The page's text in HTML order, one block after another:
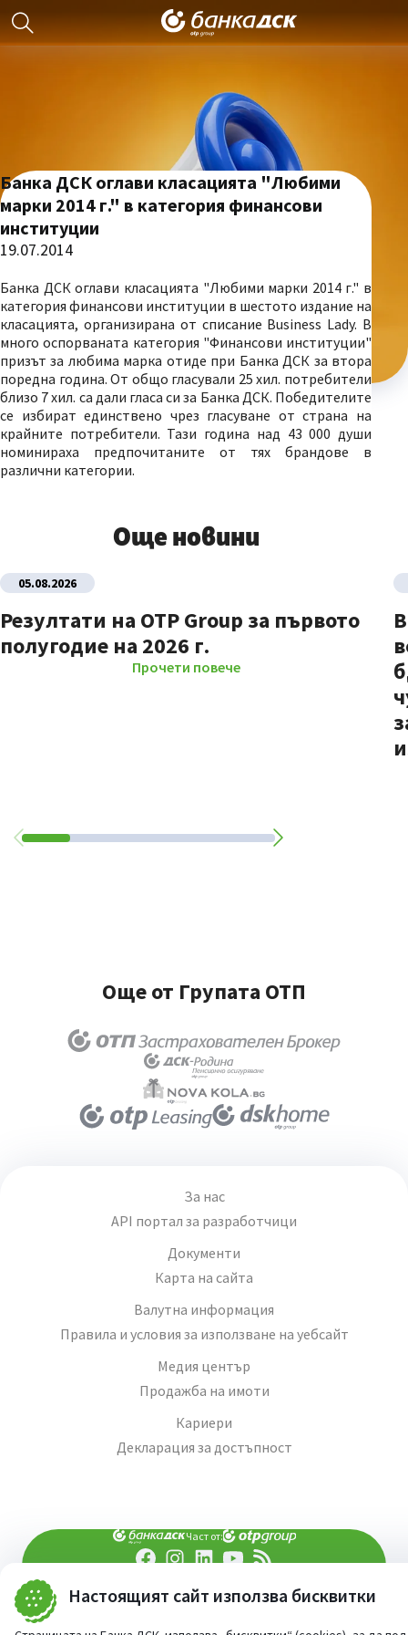
Настоящият сайт използва бисквитки
Банка ДСК оглави класацията "Любими
марки 2014 г." в категория финансови
институции
19.07.2014
Банка ДСК оглави класацията "Любими марки 2014 г." в
категория финансови институции в шестото издание на
класацията, организирана от списание Business Lady. В
много оспорваната категория "Финансови институции"
призът за любима марка отиде при Банка ДСК за втора
поредна година. От общо гласували 25 хил. потребители
близо 7 хил. са дали гласа си за Банка ДСК. Победителите
се избират единствено чрез гласуване от страна на
крайните потребители. Тази година над 43 000 души
номинираха предпочитаните от тях брандове в
различни категории.
Още новини
05.08.2026
Резултати на OTP Group за първото
полугодие на 2026 г.
Прочети повече
Още от Групата ОТП
За нас
API портал за разработчици
Документи
Карта на сайта
Валутна информация
Правила и условия за използване на уебсайт
Медия център
Продажба на имоти
Кариери
Декларация за достъпност
Част от:
При въпроси -попитай AI асистента ни